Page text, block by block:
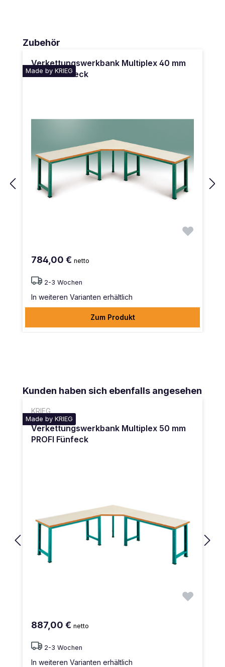
Produktgalerie überspringen
Zubehör
Made by KRIEG
Verkettungswerkbank Multiplex 40 mm
PROFI Fünfeck
784,00 € netto
2-3 Wochen
In weiteren Varianten erhältlich
Zum Produkt
Produktgalerie überspringen
Kunden haben sich ebenfalls angesehen
KRIEG
Made by KRIEG
Verkettungswerkbank Multiplex 50 mm
PROFI Fünfeck
887,00 € netto
2-3 Wochen
In weiteren Varianten erhältlich